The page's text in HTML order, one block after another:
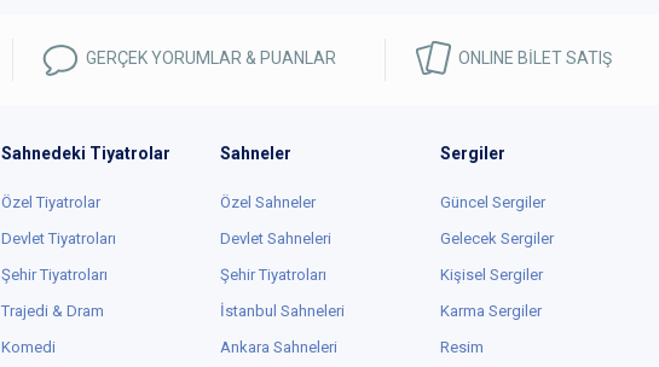
GERÇEK YORUMLAR & PUANLAR ONLINE BİLET SATIŞ
Sahnedeki Tiyatrolar
Özel Tiyatrolar
Devlet Tiyatroları
Şehir Tiyatroları
Trajedi & Dram
Komedi
Sahneler
Özel Sahneler
Devlet Sahneleri
Şehir Tiyatroları
İstanbul Sahneleri
Ankara Sahneleri
Sergiler
Güncel Sergiler
Gelecek Sergiler
Kişisel Sergiler
Karma Sergiler
Resim